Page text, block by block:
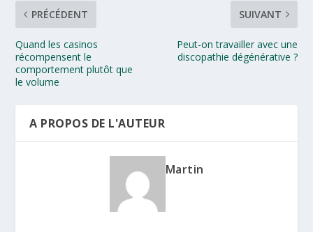
PRÉCÉDENT
Quand les casinos
récompensent le
comportement plutôt que
le volume
SUIVANT
Peut-on travailler avec une
discopathie dégénérative ?
A PROPOS DE L'AUTEUR
Martin